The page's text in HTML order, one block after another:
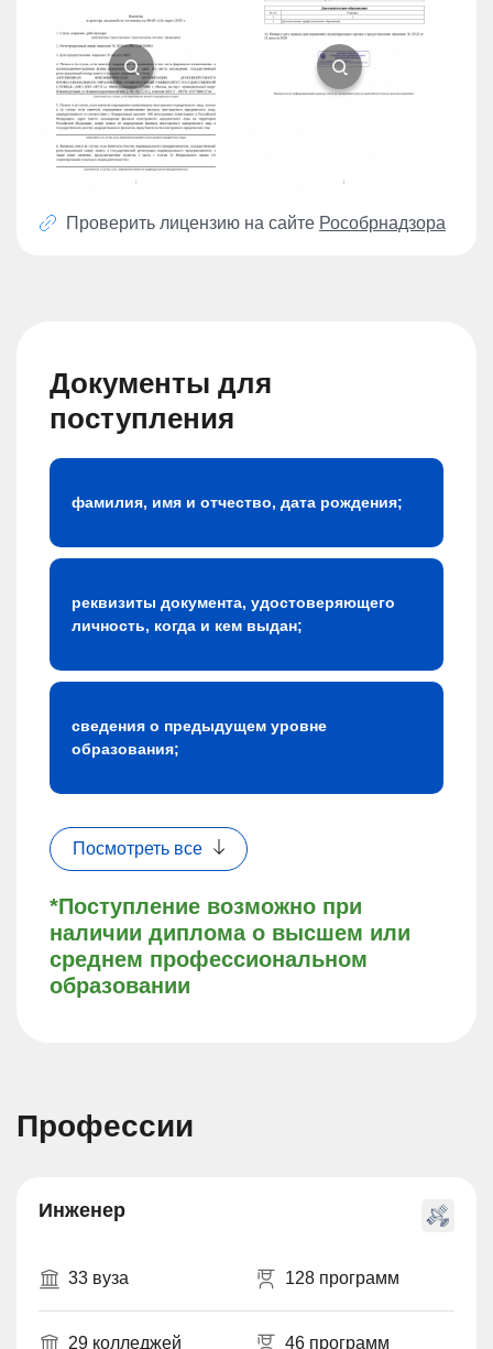
Проверить лицензию на сайте Рособрнадзора
Документы для
поступления
*Поступление возможно при
наличии диплома о высшем или
среднем профессиональном
образовании
фамилия, имя и отчество, дата рождения;
реквизиты документа, удостоверяющего
личность, когда и кем выдан;
сведения о предыдущем уровне
образования;
Посмотреть все
Профессии
Инженер
33 вуза 128 программ
29 колледжей 46 программ